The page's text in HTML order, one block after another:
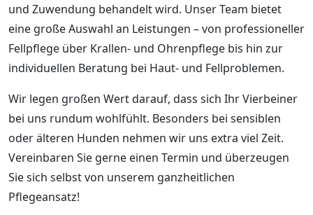
und Zuwendung behandelt wird. Unser Team bietet
eine große Auswahl an Leistungen – von professioneller
Fellpflege über Krallen- und Ohrenpflege bis hin zur
individuellen Beratung bei Haut- und Fellproblemen.
Wir legen großen Wert darauf, dass sich Ihr Vierbeiner
bei uns rundum wohlfühlt. Besonders bei sensiblen
oder älteren Hunden nehmen wir uns extra viel Zeit.
Vereinbaren Sie gerne einen Termin und überzeugen
Sie sich selbst von unserem ganzheitlichen
Pflegeansatz!